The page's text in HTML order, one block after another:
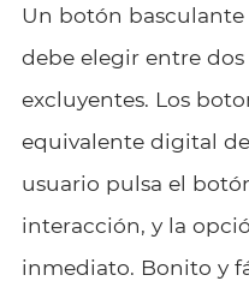
Un botón
debe elegir entre
excluyentes. Los
equivalente digital
usuario pulsa el
interacción, y la
inmediato. Bonito y